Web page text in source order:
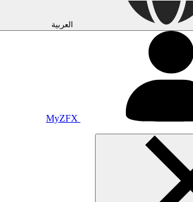
العربية
MyZFX